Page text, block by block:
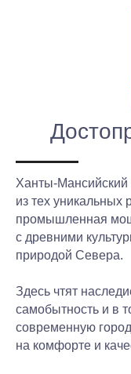
Ханты-
из тех уникальных
промышленная
с древними
природой Севера.
Здесь чтят
самобытность и в
современную
на комфорте и